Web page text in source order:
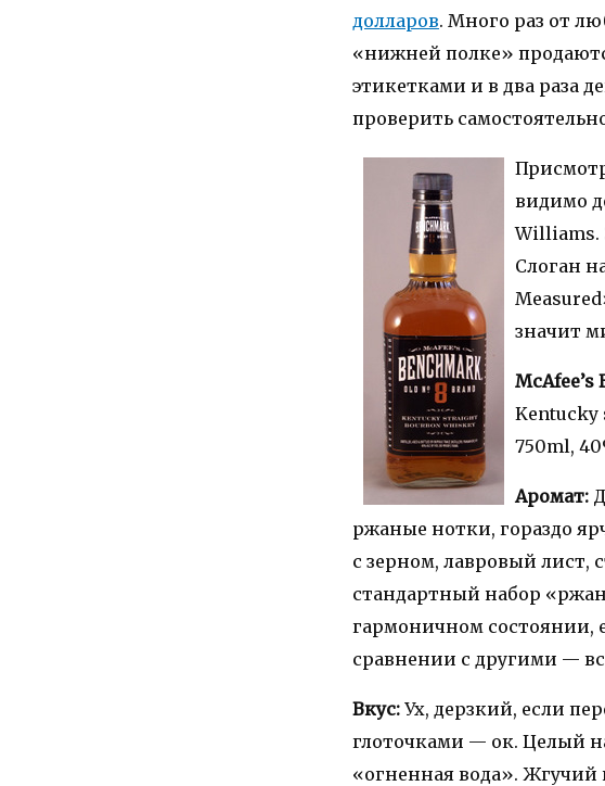
долларов. Много раз от
«нижней полке»
этикетками и в два раза
проверить
видимо
Williams.
Слоган
значит
McAfee’s
Kentucky
750ml,
Аромат:
ржаные нотки, гораздо
с зерном, лавровый
стандартный набор
гармоничном состоянии,
сравнении с другими —
Вкус: Ух, дерзкий, если
глоточками — ок. Целый
«огненная вода». Жгучий